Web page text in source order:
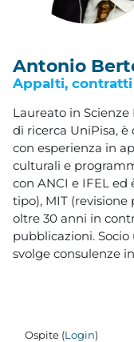
Antonio
Appalti,
Laureato in
di ricerca UniPisa,
con esperienza in
culturali e
con ANCI e IFEL
tipo), MIT (revisione
oltre 30 anni in
pubblicazioni.
svolge consulenze
Ospite (Login)